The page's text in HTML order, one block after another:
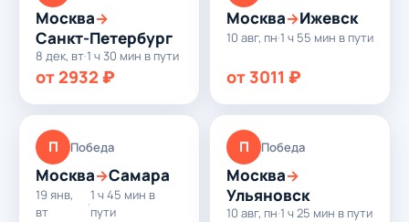
Москва→
Санкт-Петербург
8 дек, вт·1 ч 30 мин в пути
от 2932 ₽
Москва→Ижевск
10 авг, пн·1 ч 55 мин в пути
от 3011 ₽
П Победа
Москва→Самара
19 янв,
вт
·
1 ч 45 мин в
пути
П Победа
Москва→
Ульяновск
10 авг, пн·1 ч 25 мин в пути